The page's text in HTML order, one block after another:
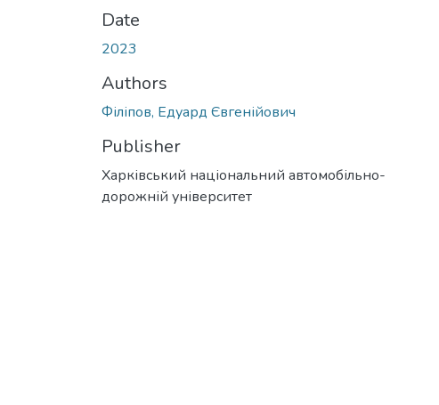
Date
2023
Authors
Філіпов, Едуард Євгенійович
Publisher
Харківський національний автомобільно-
дорожній університет